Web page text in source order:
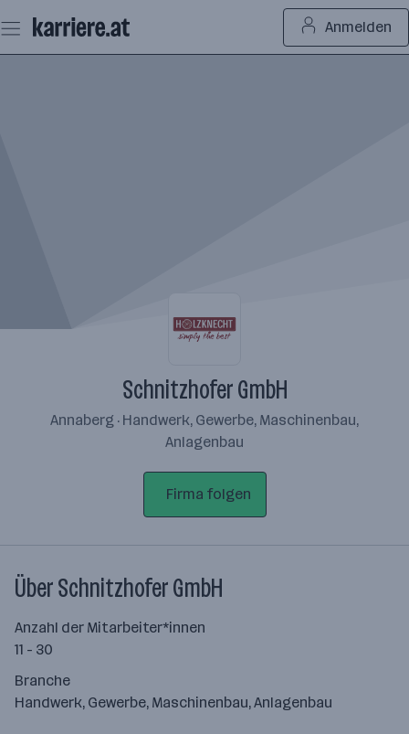
Seiteninhalt
springen
Anmelden
Schnitzhofer GmbH
Annaberg · Handwerk, Gewerbe, Maschinenbau,
Anlagenbau
Firma folgen
Über Schnitzhofer GmbH
Anzahl der Mitarbeiter*innen
11 - 30
Branche
Handwerk, Gewerbe, Maschinenbau, Anlagenbau